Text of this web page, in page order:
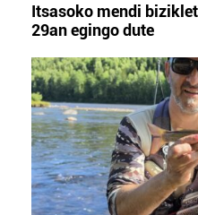
Itsasoko mendi
29an egingo dute